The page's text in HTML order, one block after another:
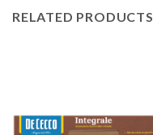
RELATED PRODUCTS